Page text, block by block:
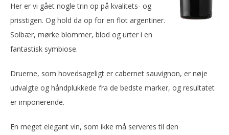
Her er vi gået nogle trin op på kvalitets- og
prisstigen. Og hold da op for en flot argentiner.
Solbær, mørke blommer, blod og urter i en
fantastisk symbiose.
Druerne, som hovedsageligt er cabernet sauvignon, er nøje
udvalgte og håndplukkede fra de bedste marker, og resultatet
er imponerende.
En meget elegant vin, som ikke må serveres til den